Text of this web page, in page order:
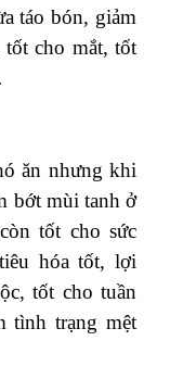
táo bón, giảm
tốt cho mắt, tốt
ăn nhưng khi
bớt mùi tanh ở
tốt cho sức
hóa tốt, lợi
tốt cho tuần
tình trạng mệt